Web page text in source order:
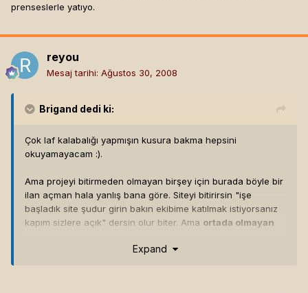
prenseslerle yatıyo.
reyou
Mesaj tarihi: Ağustos 30, 2008
Brigand dedi ki:
Çok laf kalabalığı yapmışın kusura bakma hepsini
okuyamayacam :).
Ama projeyi bitirmeden olmayan birşey için burada böyle bir
ilan açman hala yanlış bana göre. Siteyi bitirirsin "işe
başladık site şudur girin bakın ekibime katılmak istiyorsanız
kapım sizlere açık" dersin olur biter. Ama ortada olmayan
güzel bir istek değil bu etik değil.
Expand